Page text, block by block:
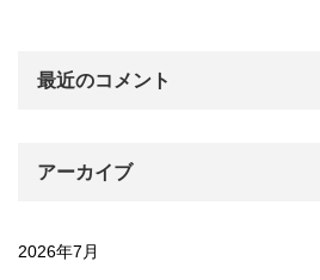
最近のコメント
アーカイブ
2026年7月